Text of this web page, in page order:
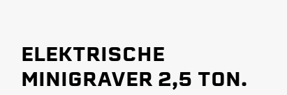
ELEKTRISCHE
MINIGRAVER 2,5 TON.